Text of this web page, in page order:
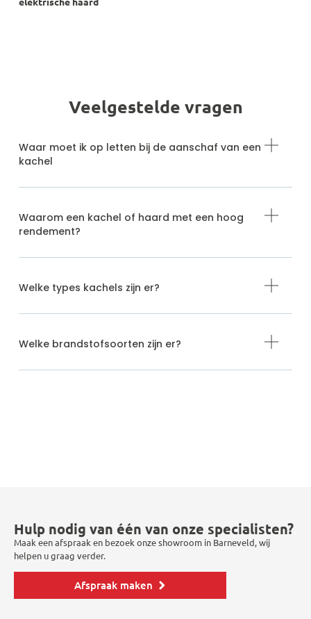
Veelgestelde vragen
Waar moet ik op letten bij de aanschaf van een
kachel
Waarom een kachel of haard met een hoog
rendement?
Welke types kachels zijn er?
Welke brandstofsoorten zijn er?
Hulp nodig van één van onze specialisten?
Maak een afspraak en bezoek onze showroom in Barneveld, wij
helpen u graag verder.
Afspraak maken